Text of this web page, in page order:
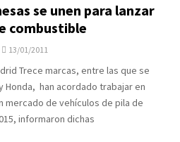
se unen para lanzar
combustible
13/01/2011
Trece marcas, entre las que se
Honda, han acordado trabajar en
mercado de vehículos de pila de
informaron dichas